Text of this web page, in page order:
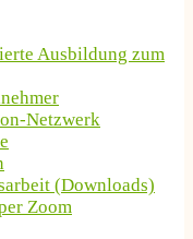
Ausbildung zum
Netzwerk
(Downloads)
Zoom